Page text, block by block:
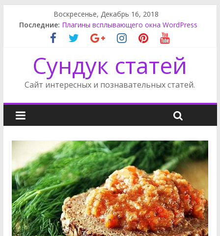
Воскресенье, Декабрь 16, 2018
Последние:
Обшивка двери Ауди А3
Плагины всплывающего окна WordPress
Снять задний бампер Мерседес
Замена салонного фильтра Мерседес GL
Сундук статей
Сайт интересных и познавательных статей.